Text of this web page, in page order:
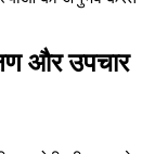
और उपचार